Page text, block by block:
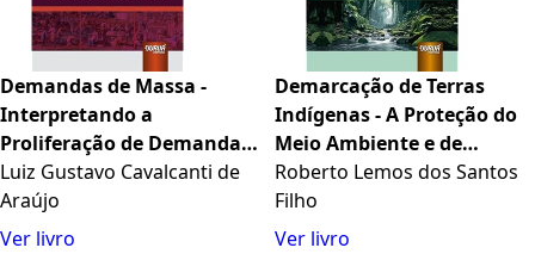
Demandas de Massa -
Interpretando a
Proliferação de Demandas
de Consumo como um
Problema Estrutural -
Biblioteca IDP - Juruá
Luiz Gustavo Cavalcanti de
Araújo
Ver livro
Demarcação de Terras
Indígenas - A Proteção do
Meio Ambiente e de
Culturas Singulares como
Meio Eficaz para Obtenção
de Riquezas Via Créditos de
Roberto Lemos dos Santos
Filho
Ver livro